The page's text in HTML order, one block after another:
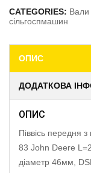
CATEGORIES: Вали
сільгоспмашин
ОПИС
ДОДАТКОВА
ОПИС
Піввісь передня
83 John Deere
діаметр 46мм,